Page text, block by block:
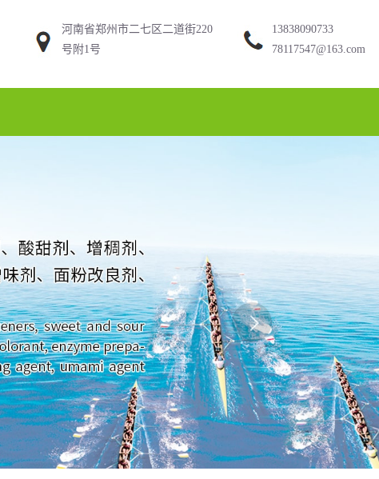
河南省郑州市二七区二道街220
号附1号
13838090733
78117547@163.com